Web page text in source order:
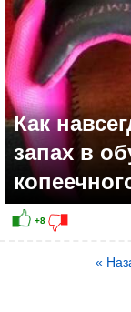
Как
запах в
«